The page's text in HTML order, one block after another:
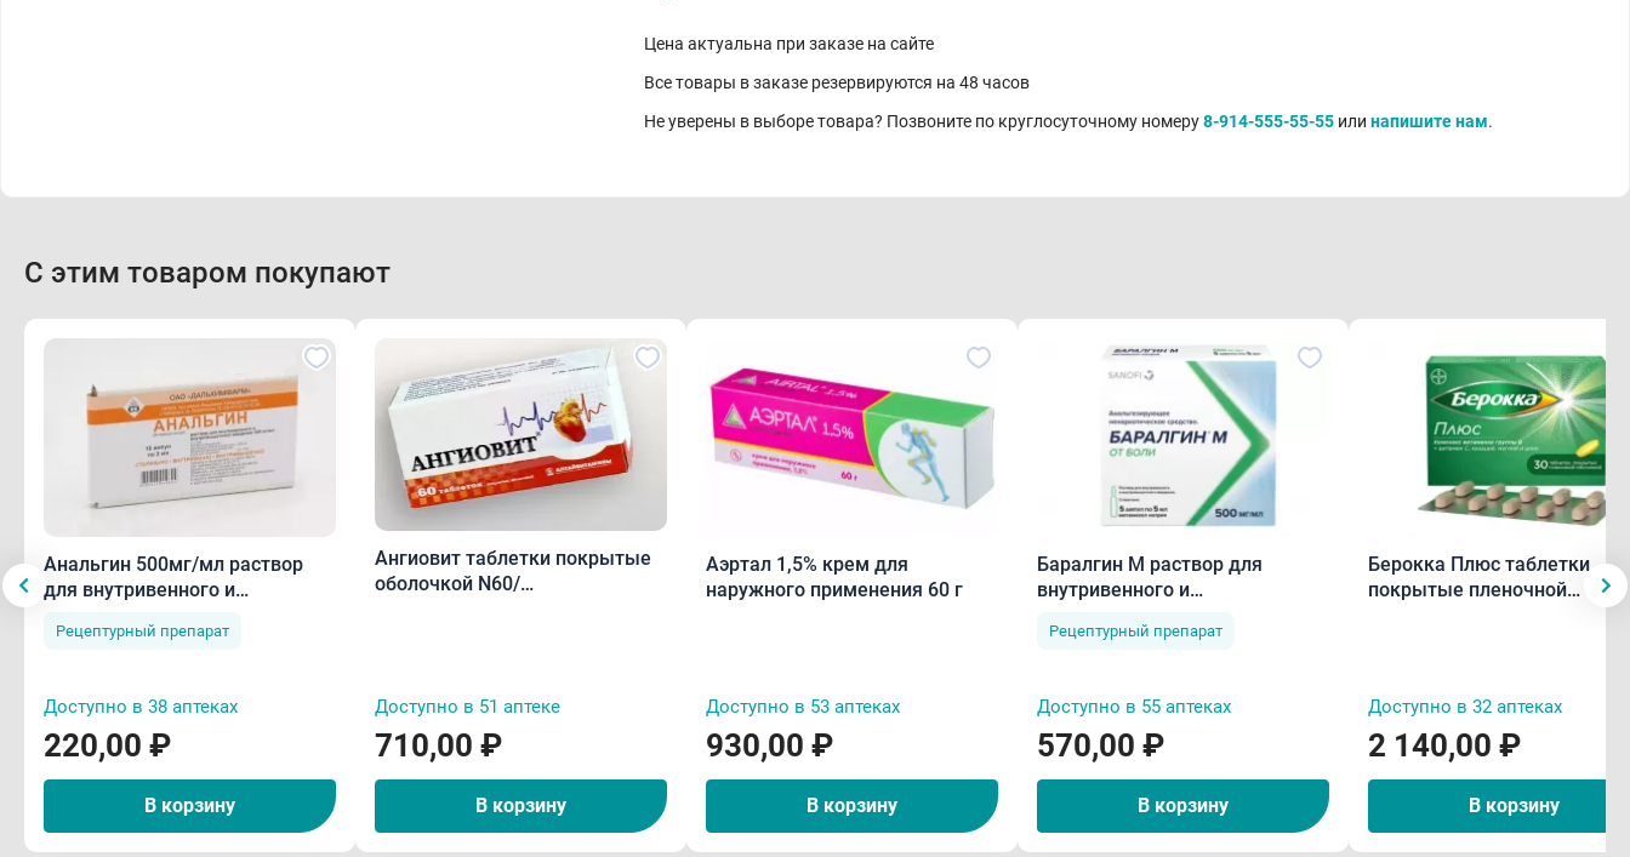
Цена актуальна при заказе на сайте
Все товары в заказе резервируются на 48 часов
Не уверены в выборе товара? Позвоните по круглосуточному номеру8-914-555-55-55 или напишите нам.
С этим товаром покупают
Анальгин 500мг/мл раствор
для внутривенного и
2мл амп N10
Рецептурный препарат
Доступно в 38 аптеках
220,00 ₽
В корзину
Ангиовит таблетки покрытые
оболочкой N60/
Доступно в 51 аптеке
710,00 ₽
В корзину
Аэртал 1,5% крем для
наружного применения 60 г
Доступно в 53 аптеках
930,00 ₽
В корзину
Баралгин М раствор для
внутривенного и
5мл ампулы N5
Рецептурный препарат
Доступно в 55 аптеках
570,00 ₽
В корзину
Берокка Плюс таблетки
покрытые пленочной
Доступно в 32 аптеках
2 140,00 ₽
В корзину